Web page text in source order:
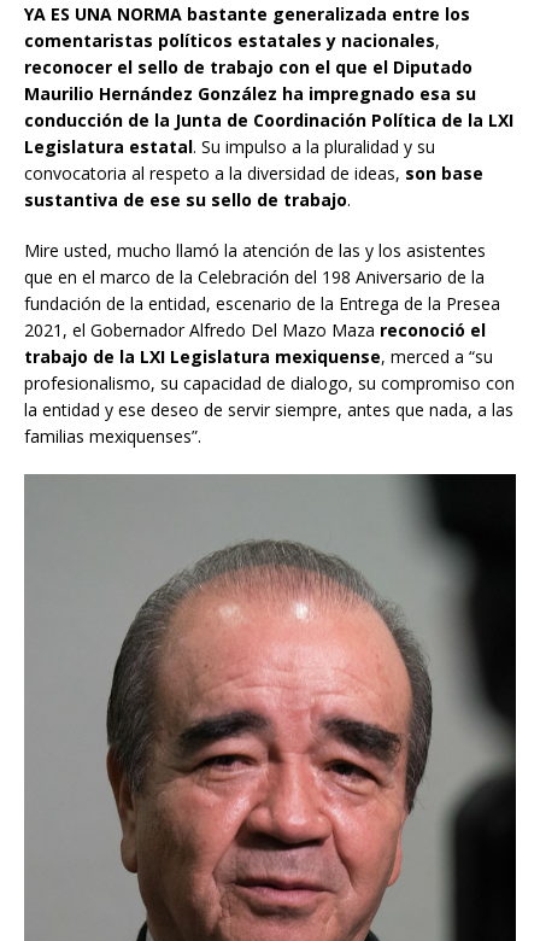
YA ES UNA NORMA bastante generalizada entre los
comentaristas políticos estatales y nacionales,
reconocer el sello de trabajo con el que el Diputado
Maurilio Hernández González ha impregnado esa su
conducción de la Junta de Coordinación Política de la LXI
Legislatura estatal. Su impulso a la pluralidad y su
convocatoria al respeto a la diversidad de ideas, son base
sustantiva de ese su sello de trabajo.
Mire usted, mucho llamó la atención de las y los asistentes
que en el marco de la Celebración del 198 Aniversario de la
fundación de la entidad, escenario de la Entrega de la Presea
2021, el Gobernador Alfredo Del Mazo Maza reconoció el
trabajo de la LXI Legislatura mexiquense, merced a “su
profesionalismo, su capacidad de dialogo, su compromiso con
la entidad y ese deseo de servir siempre, antes que nada, a las
familias mexiquenses”.